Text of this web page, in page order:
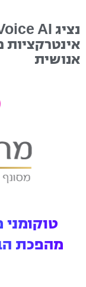
אינטרקציות
אנושית
מהפכת